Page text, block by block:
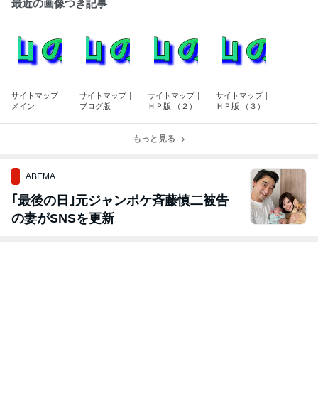
最近の画像つき記事
サイトマップ｜
メイン
サイトマップ｜
ブログ版
サイトマップ｜
ＨＰ版 （２）
サイトマップ｜
ＨＰ版 （３）
もっと見る
ABEMA
｢最後の日｣元ジャンポケ斉藤慎二被告
の妻がSNSを更新